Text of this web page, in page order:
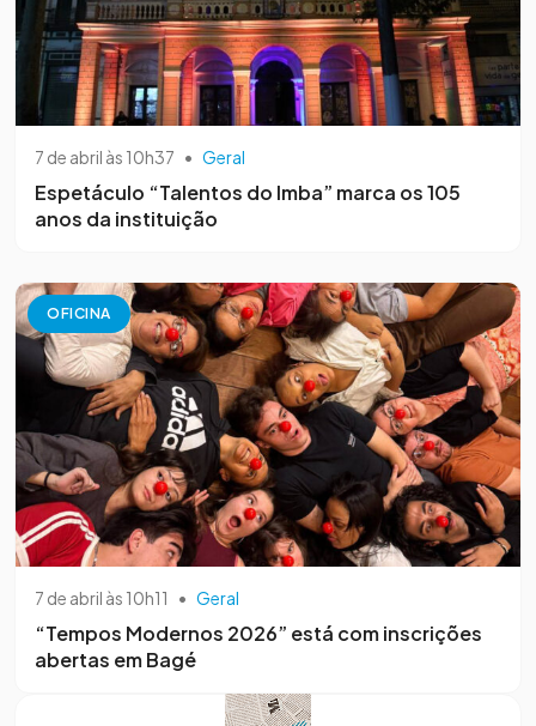
7 de abril às 10h37 • Geral
Espetáculo “Talentos do Imba” marca os 105
anos da instituição
OFICINA
7 de abril às 10h11 • Geral
“Tempos Modernos 2026” está com inscrições
abertas em Bagé